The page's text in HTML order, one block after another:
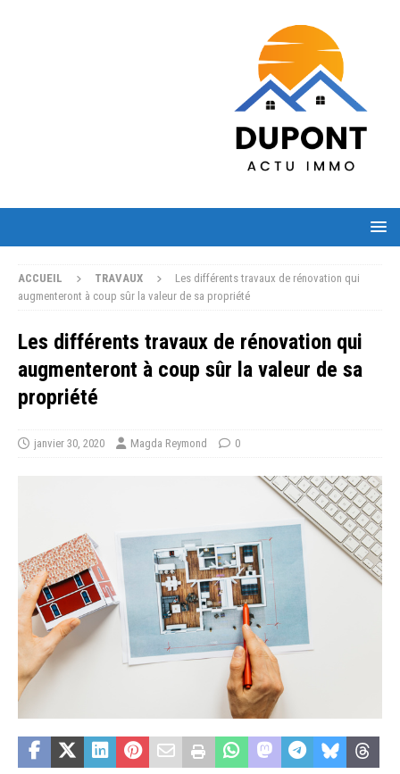
ACCUEIL TRAVAUX
Les différents travaux de rénovation qui
augmenteront à coup sûr la valeur de sa propriété
Les différents travaux de rénovation qui
augmenteront à coup sûr la valeur de sa
propriété
janvier 30, 2020 Magda Reymond 0